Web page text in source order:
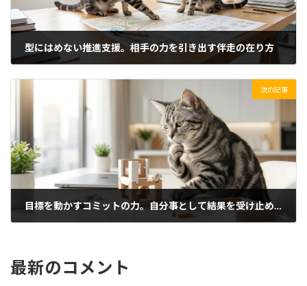
型にはめない推進支援。相手の力を引き出す伴走の在り方
次の記事
目標を動かすコミットの力。自分事として結果を受け止める
最新のコメント